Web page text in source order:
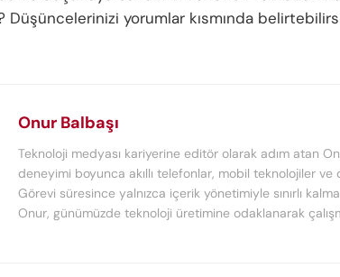
Düşüncelerinizi yorumlar kısmında
Onur Balbaşı
Teknoloji medyası kariyerine editör olarak adım atan
deneyimi boyunca akıllı telefonlar, mobil teknolojiler
Görevi süresince yalnızca içerik yönetimiyle sınırlı
Onur, günümüzde teknoloji üretimine odaklanarak